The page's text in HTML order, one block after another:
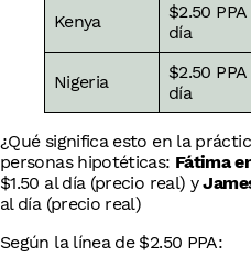
Kenya
$2.50
día
Nigeria
$2.50
día
¿Qué significa esto en la
personas hipotéticas: Fátima
$1.50 al día (precio real) y
al día (precio real)
Según la línea de $2.50 PPA: